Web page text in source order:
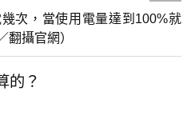
次，當使用電量達到100%就
翻攝官網）
的？